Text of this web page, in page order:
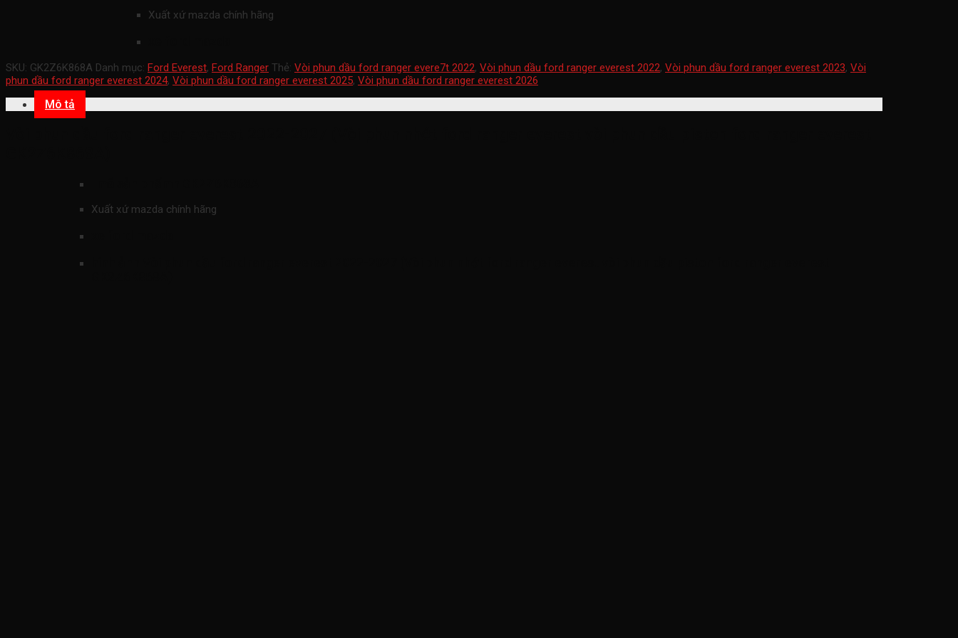
Xuất xứ mazda chính hãng
SKU: GK2Z6K868A Danh mục: Ford Everest, Ford Ranger Thẻ: Vòi phun dầu ford ranger evere7t 2022, Vòi phun dầu ford ranger everest 2022, Vòi phun dầu ford ranger everest 2023, Vòi
phun dầu ford ranger everest 2024, Vòi phun dầu ford ranger everest 2025, Vòi phun dầu ford ranger everest 2026
Mô tả
Xuất xứ mazda chính hãng